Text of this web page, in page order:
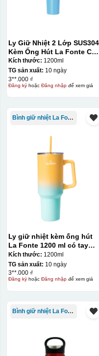
Thợ đang căn
Chén sau khi
Ly Giữ Nhiệt 2 Lớp SUS304
Kèm Ống Hút La Fonte Có
Tay Cầm 1200ml
Kích thước: 1200ml
TG sản xuất: 10 ngày
3**.000 ₫
Đăng kýhoặc Đăng nhậpđể xem giá
Bình giữ nhiệt La Fonte
Ly giữ nhiệt kèm ống hút
La Fonte 1200 ml có tay
cầm – 012317
Kích thước: 1200ml
TG sản xuất: 10 ngày
3**.000 ₫
Đăng kýhoặc Đăng nhậpđể xem giá
Bình giữ nhiệt La Fonte